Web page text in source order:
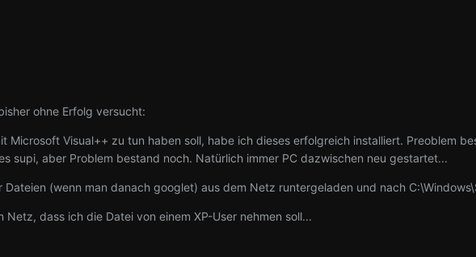
ohne Erfolg versucht:
Microsoft Visual++ zu tun haben soll, habe ich dieses erfolgreich installiert. Preoblem
supi, aber Problem bestand noch. Natürlich immer PC dazwischen neu gestartet...
Dateien (wenn man danach googlet) aus dem Netz runtergeladen und nach
Netz, dass ich die Datei von einem XP-User nehmen soll...